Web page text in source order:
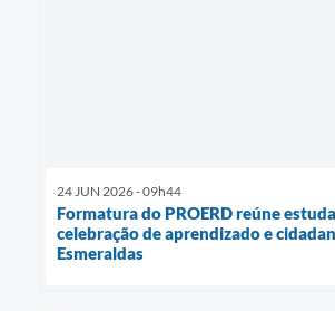
24 JUN 2026 - 09h44
Formatura do PROERD reúne
celebração de aprendizado e
Esmeraldas